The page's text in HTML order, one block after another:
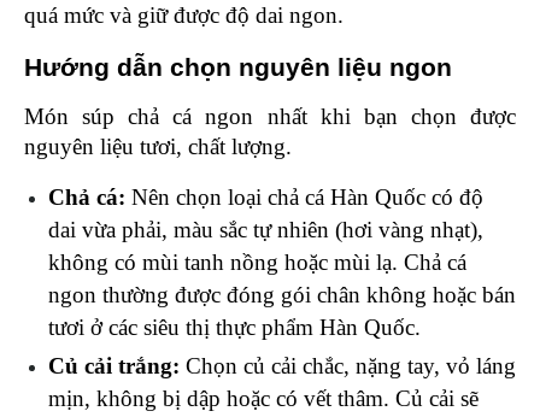
quá mức và giữ được độ dai ngon.
Hướng dẫn chọn nguyên liệu ngon
Món súp chả cá ngon nhất khi bạn chọn được
nguyên liệu tươi, chất lượng.
Chả cá: Nên chọn loại chả cá Hàn Quốc có độ
dai vừa phải, màu sắc tự nhiên (hơi vàng nhạt),
không có mùi tanh nồng hoặc mùi lạ. Chả cá
ngon thường được đóng gói chân không hoặc bán
tươi ở các siêu thị thực phẩm Hàn Quốc.
Củ cải trắng: Chọn củ cải chắc, nặng tay, vỏ láng
mịn, không bị dập hoặc có vết thâm. Củ cải sẽ